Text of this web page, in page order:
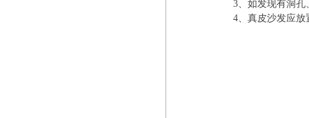
3、如发现有洞孔
4、真皮沙发应放置